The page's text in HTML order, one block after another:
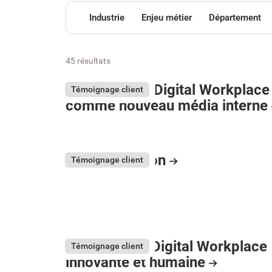
Industrie Enjeu métier Département
45 résultats
Témoignage client
Believe : Une Digital Workplace
comme nouveau média interne
Témoignage client
France Horizon
Témoignage client
Gecina : Une Digital Workplace
innovante et humaine